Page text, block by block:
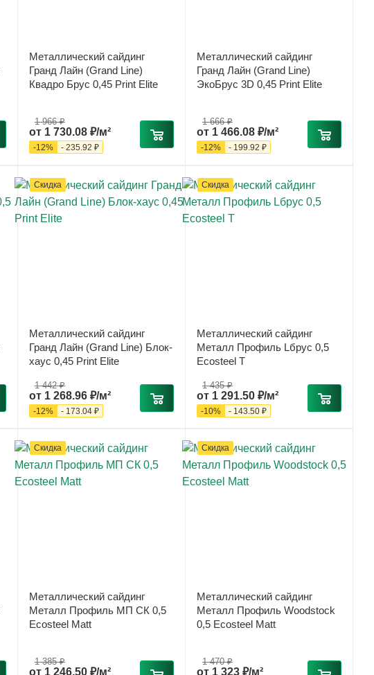
Металлический сайдинг
Гранд Лайн (Grand Line)
Квадро Брус 0,45 Print Elite
от 1 730.08 ₽/м²
1 966 ₽
-12% - 235.92 ₽
Металлический сайдинг
Гранд Лайн (Grand Line)
ЭкоБрус 3D 0,45 Print Elite
от 1 466.08 ₽/м²
1 666 ₽
-12% - 199.92 ₽
Скидка
Металлический сайдинг
Гранд Лайн (Grand Line) Блок-
хаус 0,45 Print Elite
от 1 268.96 ₽/м²
1 442 ₽
-12% - 173.04 ₽
Скидка
Металлический сайдинг
Металл Профиль Lбрус 0,5
Ecosteel T
от 1 291.50 ₽/м²
1 435 ₽
-10% - 143.50 ₽
Скидка
Металлический сайдинг
Металл Профиль МП СК 0,5
Ecosteel Matt
от 1 246.50 ₽/м²
1 385 ₽
Скидка
Металлический сайдинг
Металл Профиль Woodstock
0,5 Ecosteel Matt
от 1 323 ₽/м²
1 470 ₽